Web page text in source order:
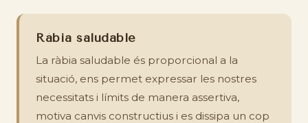
Ràbia saludable
La ràbia saludable és proporcional a la
situació, ens permet expressar les nostres
necessitats i límits de manera assertiva,
motiva canvis constructius i es dissipa un cop